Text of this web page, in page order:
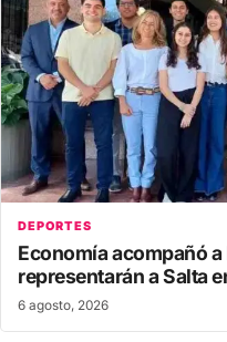
DEPORTES
Economía acompañó
representarán a Salta
6 agosto, 2026